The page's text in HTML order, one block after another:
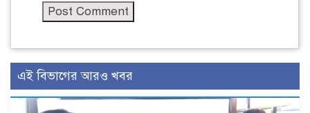
এই বিভাগের আরও খবর